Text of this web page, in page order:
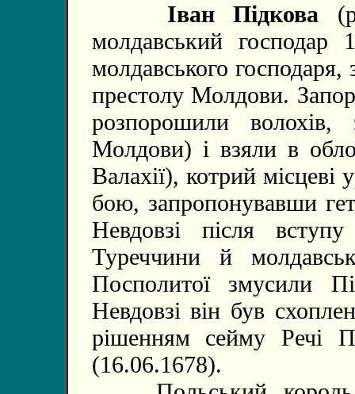
Іван Підкова
молдавський
молдавського господаря,
престолу Молдови.
розпорошили волохів,
Молдови) і взяли в
Валахії), котрий місцеві
бою, запропонувавши
Невдовзі після
Туреччини й
Посполитої змусили
Невдовзі він був
рішенням сейму Речі
(16.06.1678).